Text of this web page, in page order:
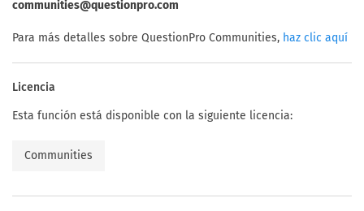
communities@questionpro.com
Para más detalles sobre QuestionPro Communities, haz clic aquí
Licencia
Esta función está disponible con la siguiente licencia:
Communities